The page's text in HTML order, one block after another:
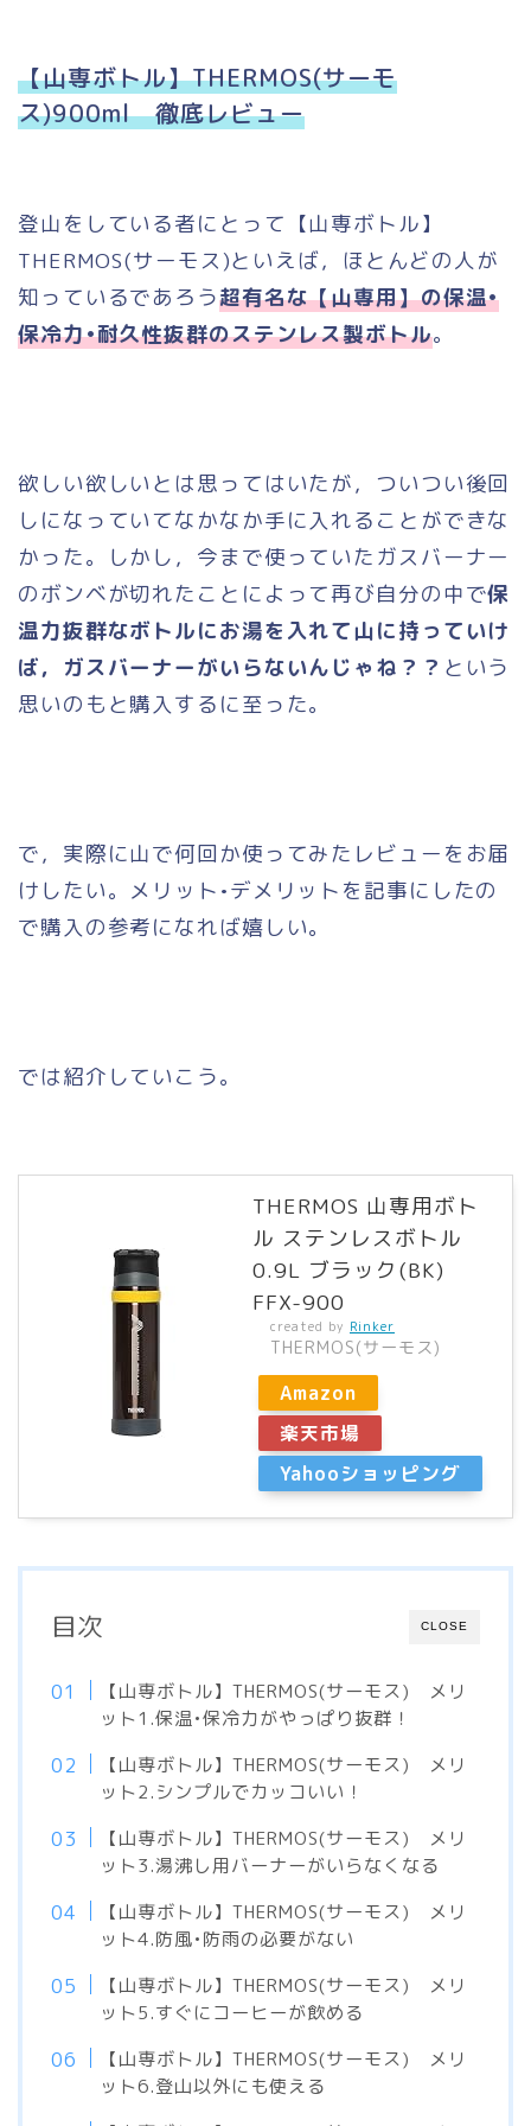
【山専ボトル】THERMOS(サーモ
ス)900ml 徹底レビュー
登山をしている者にとって【山専ボトル】
THERMOS(サーモス)といえば，ほとんどの人が
知っているであろう超有名な【山専用】の保温•
保冷力•耐久性抜群のステンレス製ボトル。
欲しい欲しいとは思ってはいたが，ついつい後回
しになっていてなかなか手に入れることができな
かった。しかし，今まで使っていたガスバーナー
のボンベが切れたことによって再び自分の中で保
温力抜群なボトルにお湯を入れて山に持っていけ
ば，ガスバーナーがいらないんじゃね？？ という
思いのもと購入するに至った。
で，実際に山で何回か使ってみたレビューをお届
けしたい。メリット•デメリットを記事にしたの
で購入の参考になれば嬉しい。
では紹介していこう。
THERMOS 山専用ボト
ル ステンレスボトル
0.9L ブラック(BK)
FFX-900
created by Rinker
THERMOS(サーモス)
Amazon
楽天市場
Yahooショッピング
CLOSE
目次
【山専ボトル】THERMOS(サーモス) メリ
ット1.保温•保冷力がやっぱり抜群！
【山専ボトル】THERMOS(サーモス) メリ
ット2.シンプルでカッコいい！
【山専ボトル】THERMOS(サーモス) メリ
ット3.湯沸し用バーナーがいらなくなる
【山専ボトル】THERMOS(サーモス) メリ
ット4.防風•防雨の必要がない
【山専ボトル】THERMOS(サーモス) メリ
ット5.すぐにコーヒーが飲める
【山専ボトル】THERMOS(サーモス) メリ
ット6.登山以外にも使える